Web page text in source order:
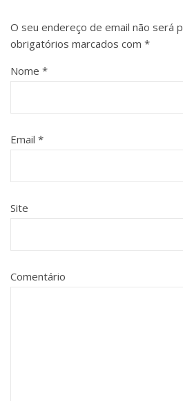
O seu endereço de email não será
obrigatórios marcados com *
Nome *
Email *
Site
Comentário